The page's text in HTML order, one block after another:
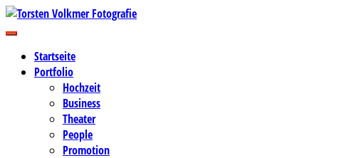
Zum
Inhalt
Torsten Volkmer Fotografie
Business-, Portrait- und Hochzeitsfotografie
Startseite
Portfolio
Hochzeit
Business
Theater
People
Promotion